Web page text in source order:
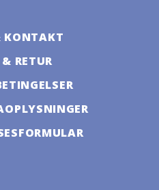
KONTAKT
RETUR